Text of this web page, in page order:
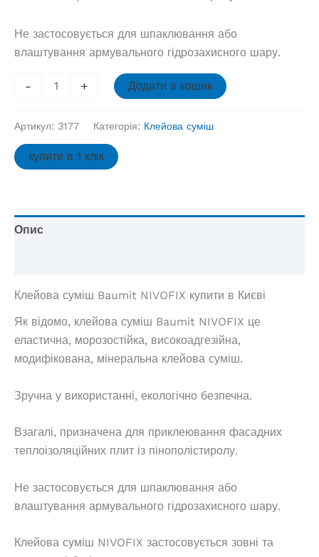
Не застосовується для шпаклювання або
влаштування армувального гідрозахисного шару.
-
Клейова
25кг,
шт
+ Додати в кошик
Артикул: 3177 Категорія: Клейова суміш
купити в 1 клік
Опис
Клейова суміш Baumit NIVOFIX купити в Києві
Як відомо, клейова суміш Baumit NIVOFIX це
еластична, морозостійка, високоадгезійна,
модифікована, мінеральна клейова суміш.
Зручна у використанні, екологічно безпечна.
Взагалі, призначена для приклеювання фасадних
теплоізоляційних плит із пінополістиролу.
Не застосовується для шпаклювання або
влаштування армувального гідрозахисного шару.
Клейова суміш NIVOFIX застосовується зовні та